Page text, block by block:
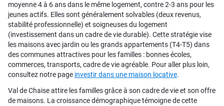
moyenne 4 à 6 ans dans le même logement, contre 2-3 ans pour les
jeunes actifs. Elles sont généralement solvables (deux revenus,
stabilité professionnelle) et soigneuses du logement
(investissement dans un cadre de vie durable). Cette stratégie vise
les maisons avec jardin ou les grands appartements (T4-T5) dans
des communes attractives pour les familles : bonnes écoles,
commerces, transports, cadre de vie agréable. Pour aller plus loin,
consultez notre page investir dans une maison locative.
Val de Chaise attire les familles grâce à son cadre de vie et son offre
de maisons. La croissance démographique témoigne de cette